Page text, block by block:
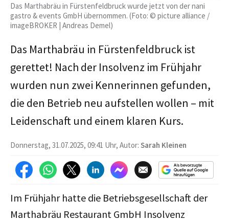
Das Marthabräu in Fürstenfeldbruck wurde jetzt von der nani
gastro & events GmbH übernommen. (Foto: © picture alliance /
imageBROKER | Andreas Demel)
Das Marthabräu in Fürstenfeldbruck ist
gerettet! Nach der Insolvenz im Frühjahr
wurden nun zwei Kennerinnen gefunden,
die den Betrieb neu aufstellen wollen – mit
Leidenschaft und einem klaren Kurs.
Donnerstag, 31.07.2025, 09:41 Uhr, Autor: Sarah Kleinen
Im Frühjahr hatte die Betriebsgesellschaft der
Marthabräu Restaurant GmbH Insolvenz